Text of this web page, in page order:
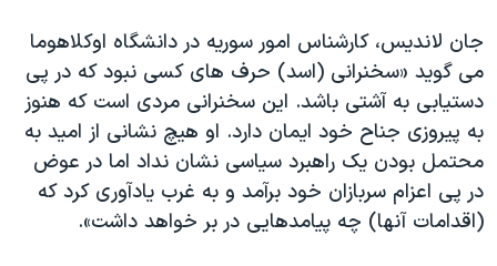
جان لاندیس، کارشناس امور سوریه در دانشگاه اوکلاهوما
می گوید «سخنرانی (اسد) حرف های کسی نبود که در پی
دستیابی به آشتی باشد. این سخنرانی مردی است که هنوز
به پیروزی جناح خود ایمان دارد. او هیچ نشانی از امید به
محتمل بودن یک راهبرد سیاسی نشان نداد اما در عوض
در پی اعزام سربازان خود برآمد و به غرب یادآوری کرد که
(اقدامات آنها) چه پیامدهایی در بر خواهد داشت».